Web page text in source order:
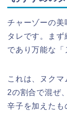
チャーゾーの美
タレです。ま
であり万能な「
これは、ヌクマ
2の割合で混ぜ
辛子を加えたも